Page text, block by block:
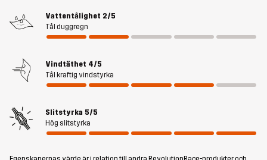
handfickor och en lårficka med dragkedja håller dina personliga
tillhörigheter på plats. Outdoor Basic Pants är en mångsidig och
som inte kompromissar när det gäller slitstyrka.
Passform RELAXED FIT
Material 1 65% Polyester, 35% Bomull
Vattentålighet 2/5
Tål duggregn
Vindtäthet 4/5
Tål kraftig vindstyrka
Slitstyrka 5/5
Hög slitstyrka